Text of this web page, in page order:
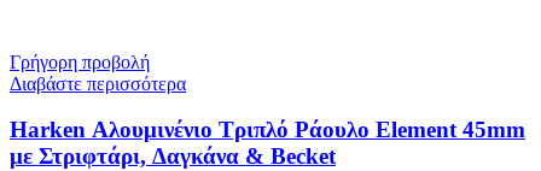
Γρήγορη προβολή
Διαβάστε περισσότερα
Harken Αλουμινένιο Τριπλό Ράουλο Element 45mm
με Στριφτάρι, Δαγκάνα & Becket